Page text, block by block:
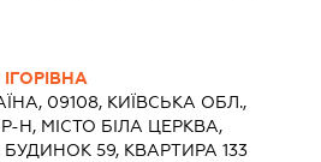
09108, КИЇВСЬКА ОБЛ.,
Н, МІСТО БІЛА ЦЕРКВА,
59, КВАРТИРА 133